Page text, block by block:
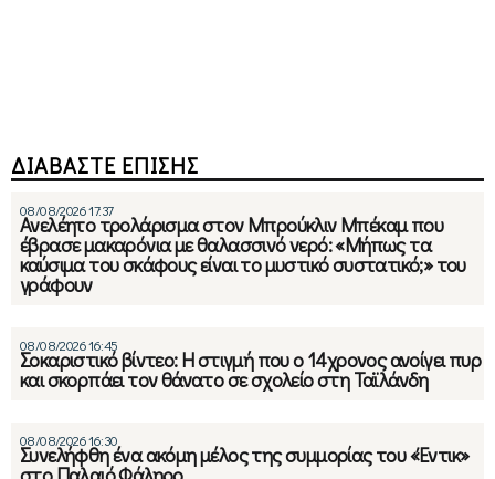
ΔΙΑΒΑΣΤΕ ΕΠΙΣΗΣ
08/08/2026 17:37
Ανελέητο τρολάρισμα στον Μπρούκλιν Μπέκαμ που
έβρασε μακαρόνια με θαλασσινό νερό: «Μήπως τα
καύσιμα του σκάφους είναι το μυστικό συστατικό;» του
γράφουν
08/08/2026 16:45
Σοκαριστικό βίντεο: Η στιγμή που ο 14χρονος ανοίγει πυρ
και σκορπάει τον θάνατο σε σχολείο στη Ταϊλάνδη
08/08/2026 16:30
Συνελήφθη ένα ακόμη μέλος της συμμορίας του «Έντικ»